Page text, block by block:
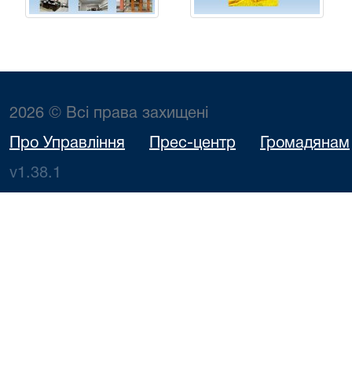
2026 © Всі права захищені
Про Управління Прес-центр Громадянам
v1.38.1